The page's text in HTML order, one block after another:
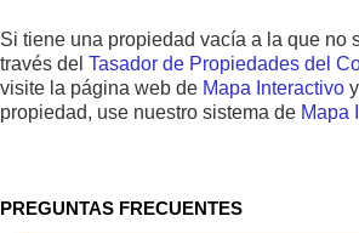
Si tiene una propiedad vacía a la que no
través del Tasador de Propiedades del
visite la página web de Mapa Interactivo
propiedad, use nuestro sistema de Mapa
PREGUNTAS FRECUENTES